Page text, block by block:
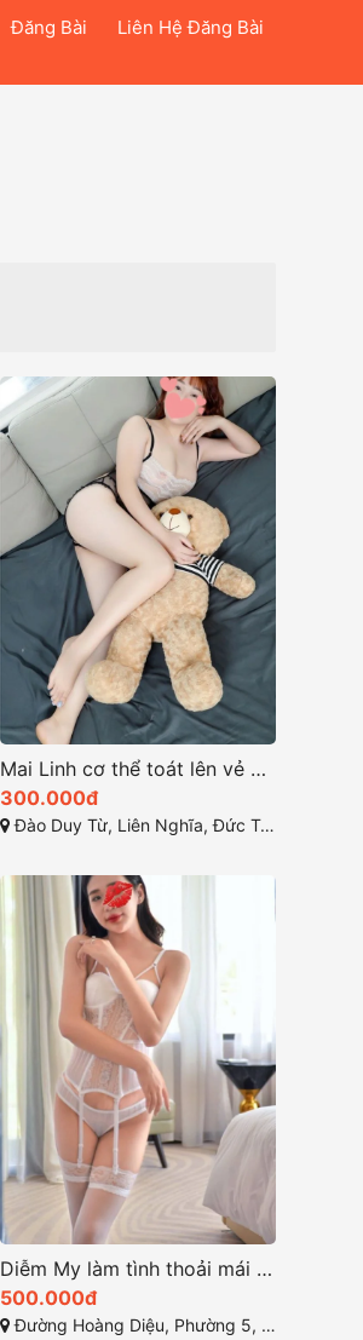
Đăng Bài Liên Hệ Đăng Bài
Mai Linh cơ thể toát lên vẻ gợi cảm một cách tinh tế
300.000đ
Đào Duy Từ, Liên Nghĩa, Đức Trọng, Lâm Đồng
Diễm My làm tình thoải mái phục vụ tận tình
500.000đ
Đường Hoàng Diệu, Phường 5, Thành phố Đà Lạt, Lâm Đồng